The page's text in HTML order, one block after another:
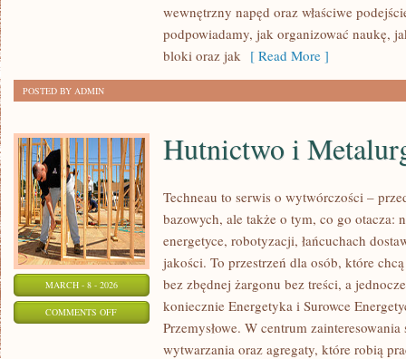
wewnętrzny napęd oraz właściwe
podpowiadamy, jak organizować naukę,
bloki oraz jak [ Read More ]
POSTED BY ADMIN
MARCH - 8 - 2026
COMMENTS OFFON
HUTNICTWO
Hutnictwo i
Techneau to serwis o wytwórczości –
bazowych, ale także o tym, co go otacza:
energetyce, robotyzacji, łańcuchach
jakości. To przestrzeń dla osób, które
bez zbędnej żargonu bez treści, a
koniecznie Energetyka i Surowce
Przemysłowe. W centrum
wytwarzania oraz agregaty, które robią